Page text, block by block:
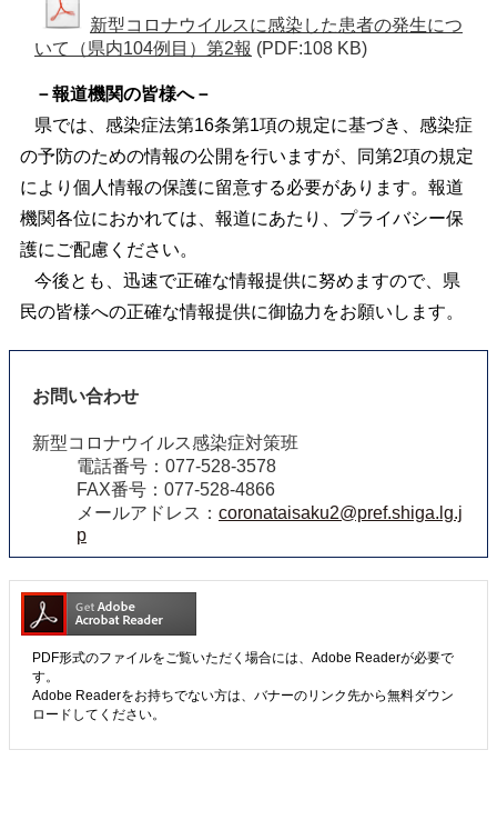
新型コロナウイルスに感染した患者の発生につ
いて（県内104例目）第2報 (PDF:108 KB)
－報道機関の皆様へ－
県では、感染症法第16条第1項の規定に基づき、感染症
の予防のための情報の公開を行いますが、同第2項の規定
により個人情報の保護に留意する必要があります。報道
機関各位におかれては、報道にあたり、プライバシー保
護にご配慮ください。
今後とも、迅速で正確な情報提供に努めますので、県
民の皆様への正確な情報提供に御協力をお願いします。
お問い合わせ
新型コロナウイルス感染症対策班
電話番号：077-528-3578
FAX番号：077-528-4866
メールアドレス： coronataisaku2@pref.shiga.lg.j
p
PDF形式のファイルをご覧いただく場合には、Adobe Readerが必要で
す。
Adobe Readerをお持ちでない方は、バナーのリンク先から無料ダウン
ロードしてください。